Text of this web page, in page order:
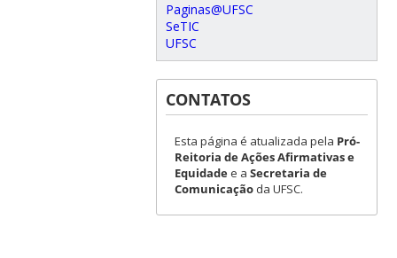
Paginas@UFSC
SeTIC
UFSC
CONTATOS
Esta página é atualizada pela Pró-
Reitoria de Ações Afirmativas e
Equidadee a Secretaria de
Comunicaçãoda UFSC.